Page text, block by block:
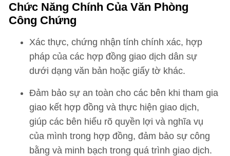
Chức Năng Chính Của Văn Phòng
Công Chứng
Xác thực, chứng nhận tính chính xác, hợp
pháp của các hợp đồng giao dịch dân sự
dưới dạng văn bản hoặc giấy tờ khác.
Đảm bảo sự an toàn cho các bên khi tham gia
giao kết hợp đồng và thực hiện giao dịch,
giúp các bên hiểu rõ quyền lợi và nghĩa vụ
của mình trong hợp đồng, đảm bảo sự công
bằng và minh bạch trong quá trình giao dịch.